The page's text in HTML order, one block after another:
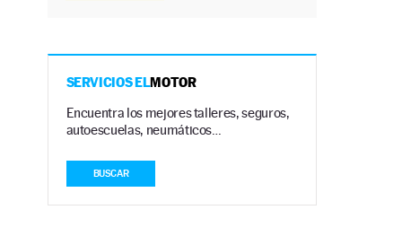
SERVICIOS ELMOTOR
Encuentra los mejores talleres, seguros,
autoescuelas, neumáticos…
BUSCAR